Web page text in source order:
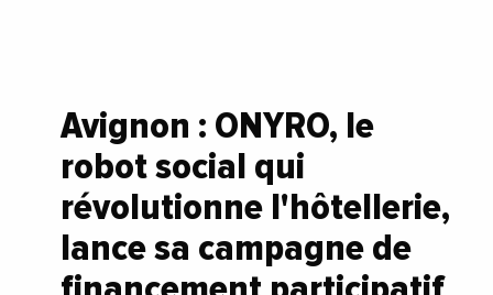
Avignon : ONYRO, le
robot social qui
révolutionne l'hôtellerie,
lance sa campagne de